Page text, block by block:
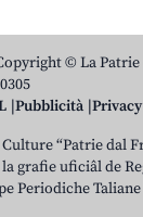
© La
Pubblicità
“Patrie dal
grafie uficiâl de
Periodiche Taliane